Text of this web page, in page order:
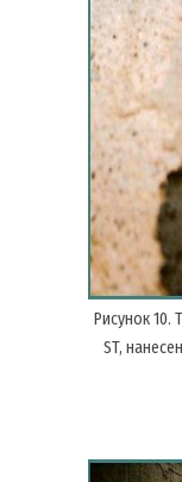
Рисунок 10.
ST,